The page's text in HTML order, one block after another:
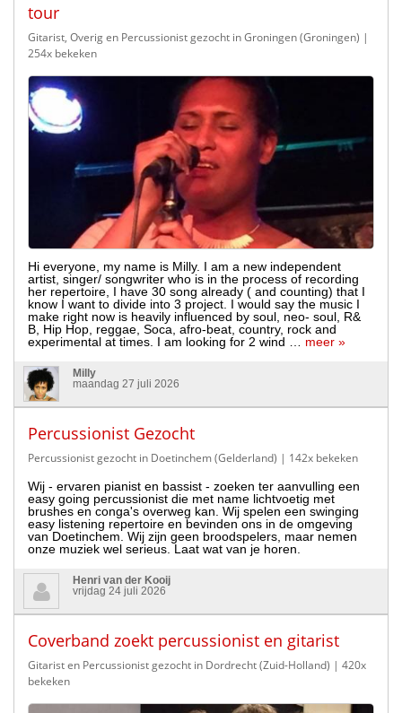
tour
Gitarist, Overig en Percussionist gezocht in Groningen (Groningen) |
254x bekeken
Hi everyone, my name is Milly. I am a new independent
artist, singer/ songwriter who is in the process of recording
her repertoire, I have 30 song already ( and counting) that I
know I want to divide into 3 project. I would say the music I
make right now is heavily influenced by soul, neo- soul, R&
B, Hip Hop, reggae, Soca, afro-beat, country, rock and
experimental at times. I am looking for 2 wind … meer »
Milly
maandag 27 juli 2026
Percussionist Gezocht
Percussionist gezocht in Doetinchem (Gelderland) | 142x bekeken
Wij - ervaren pianist en bassist - zoeken ter aanvulling een
easy going percussionist die met name lichtvoetig met
brushes en conga's overweg kan. Wij spelen een swinging
easy listening repertoire en bevinden ons in de omgeving
van Doetinchem. Wij zijn geen broodspelers, maar nemen
onze muziek wel serieus. Laat wat van je horen.
Henri van der Kooij
vrijdag 24 juli 2026
Coverband zoekt percussionist en gitarist
Gitarist en Percussionist gezocht in Dordrecht (Zuid-Holland) | 420x
bekeken